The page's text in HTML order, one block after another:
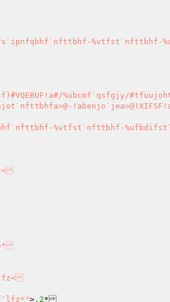
%ubcmf`qsfgjy/
%vtfst`nfttbhf-
> .2*